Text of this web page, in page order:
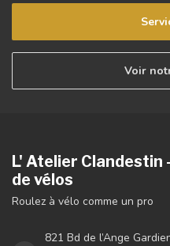
Voir
L' Atelier
de vélos
Roulez à vélo comme un pro
821 Bd de l’Ange